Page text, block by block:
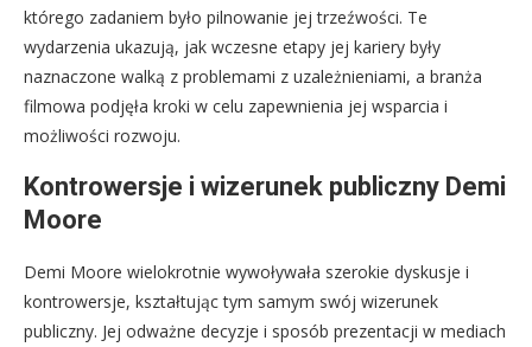
którego zadaniem było pilnowanie jej trzeźwości. Te
wydarzenia ukazują, jak wczesne etapy jej kariery były
naznaczone walką z problemami z uzależnieniami, a branża
filmowa podjęła kroki w celu zapewnienia jej wsparcia i
możliwości rozwoju.
Kontrowersje i wizerunek publiczny Demi
Moore
Demi Moore wielokrotnie wywoływała szerokie dyskusje i
kontrowersje, kształtując tym samym swój wizerunek
publiczny. Jej odważne decyzje i sposób prezentacji w mediach